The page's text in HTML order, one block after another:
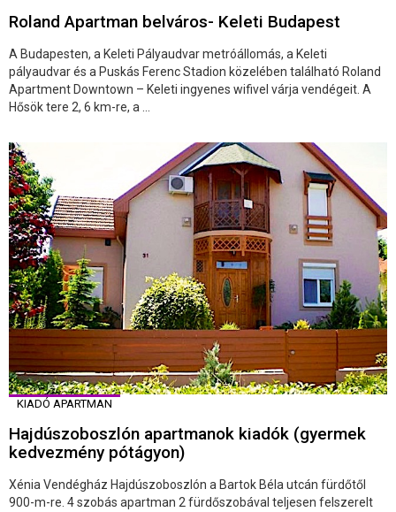
Roland Apartman belváros- Keleti Budapest
A Budapesten, a Keleti Pályaudvar metróállomás, a Keleti
pályaudvar és a Puskás Ferenc Stadion közelében található Roland
Apartment Downtown – Keleti ingyenes wifivel várja vendégeit. A
Hősök tere 2, 6 km-re, a ...
KIADÓ APARTMAN
Hajdúszoboszlón apartmanok kiadók (gyermek
kedvezmény pótágyon)
Xénia Vendégház Hajdúszoboszlón a Bartok Béla utcán fürdőtől
900-m-re. 4 szobás apartman 2 fürdőszobával teljesen felszerelt